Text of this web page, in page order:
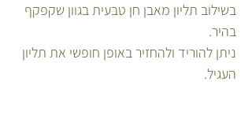
בשילוב תליון מאבן חן טבעית בגוון שקפקף
בהיר.
ניתן להוריד ולהחזיר באופן חופשי את תליון
העגיל.